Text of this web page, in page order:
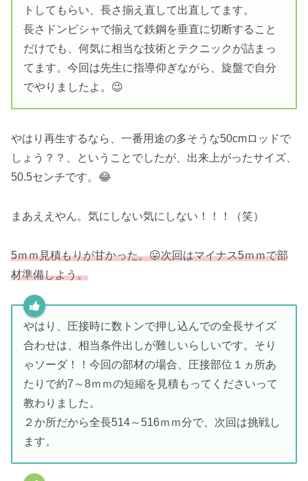
トしてもらい、長さ揃え直して出直してます。
長さドンピシャで揃えて鉄鋼を垂直に切断すること
だけでも、何気に相当な技術とテクニックが詰まっ
てます。今回は先生に指導仰ぎながら、旋盤で自分
でやりましたよ。😉
やはり再生するなら、一番用途の多そうな50cmロッドで
しょう？？、ということでしたが、出来上がったサイズ、
50.5センチです。😂
まあええやん。気にしない気にしない！！！（笑）
5ｍｍ見積もりが甘かった。😛次回はマイナス5ｍｍで部
材準備しよう。
やはり、圧接時に数トンで押し込んでの全長サイズ
合わせは、相当条件出しが難しいらしいです。そり
ゃソーダ！！今回の部材の場合、圧接部位１ヵ所あ
たりで約7～8ｍｍの短縮を見積もってくださいって
教わりました。
２か所だから全長514～516ｍｍ分で、次回は挑戦し
ます。